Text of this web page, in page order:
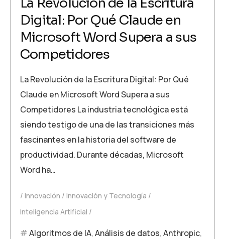
Digital: Por Qué Claude en
Microsoft Word Supera a sus
Competidores
La Revolución de la Escritura Digital: Por Qué
Claude en Microsoft Word Supera a sus
Competidores La industria tecnológica está
siendo testigo de una de las transiciones más
fascinantes en la historia del software de
productividad. Durante décadas, Microsoft
Word ha…
Innovación
Innovación y Tecnología
Inteligencia Artificial
Algoritmos de IA,Análisis de datos,Anthropic,